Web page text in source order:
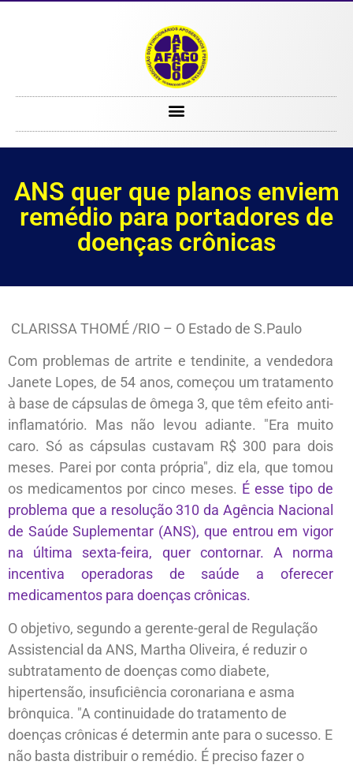
ANS quer que planos enviem
remédio para portadores de
doenças crônicas
CLARISSA THOMÉ /RIO – O Estado de S.Paulo
Com problemas de artrite e tendinite, a vendedora
Janete Lopes, de 54 anos, começou um tratamento
à base de cápsulas de ômega 3, que têm efeito anti-
inflamatório. Mas não levou adiante. "Era muito
caro. Só as cápsulas custavam R$ 300 para dois
meses. Parei por conta própria", diz ela, que tomou
os medicamentos por cinco meses. É esse tipo de
problema que a resolução 310 da Agência Nacional
de Saúde Suplementar (ANS), que entrou em vigor
na última sexta-feira, quer contornar. A norma
incentiva operadoras de saúde a oferecer
medicamentos para doenças crônicas.
O objetivo, segundo a gerente-geral de Regulação
Assistencial da ANS, Martha Oliveira, é reduzir o
subtratamento de doenças como diabete,
hipertensão, insuficiência coronariana e asma
brônquica. "A continuidade do tratamento de
doenças crônicas é determin ante para o sucesso. E
não basta distribuir o remédio. É preciso fazer o